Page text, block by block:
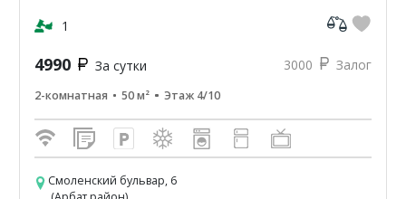
аптека, парк, кино, ре...
1
4990 За сутки 3000 Залог
2-комнатная 50 м² Этаж 4/10
Смоленский бульвар, 6